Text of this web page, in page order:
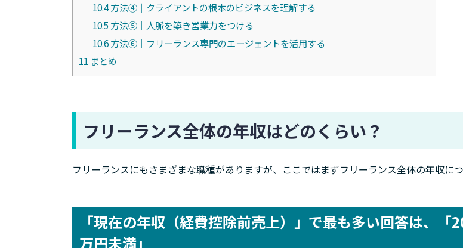
10.4方法④｜クライアントの根本のビジネスを理解する
10.5 方法⑤｜人脈を築き営業力をつける
10.6方法⑥｜フリーランス専門のエージェントを活用する
11 まとめ
フリーランス全体の年収はどのくらい？
フリーランスにもさまざまな職種がありますが、ここではまずフリーランス全体の年収につ
「現在の年収（経費控除前売上）」で最も多い回答は、「
万円未満」